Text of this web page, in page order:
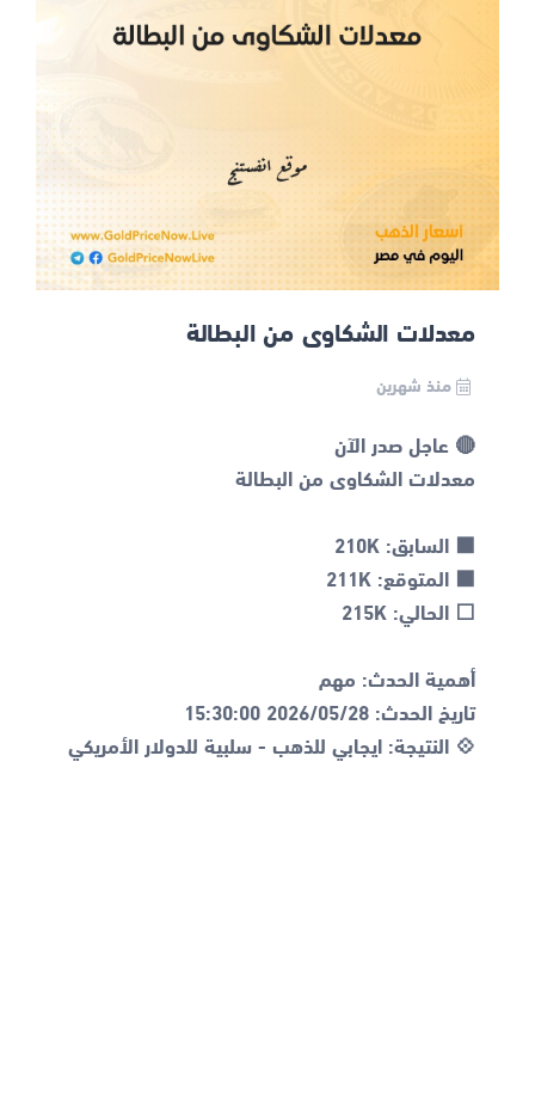
معدلات الشكاوى من البطالة
منذ شهرين
💠 النتيجة: ايجابي للذهب - سلبية للدولار الأمريكي